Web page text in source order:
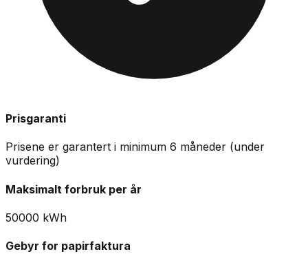
Prisgaranti
Prisene er garantert i minimum 6 måneder (under
vurdering)
Maksimalt forbruk per år
50000 kWh
Gebyr for papirfaktura